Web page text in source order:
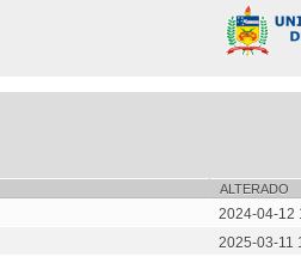
ALTERADO
2024-04-12
2025-03-11